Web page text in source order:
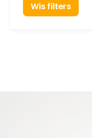
Wis filters